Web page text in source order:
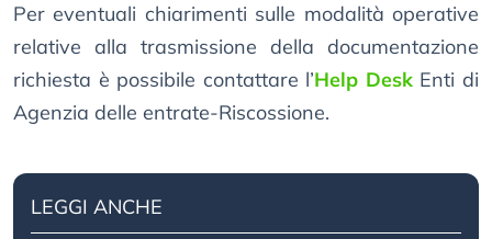
Per eventuali chiarimenti sulle modalità operative
relative alla trasmissione della documentazione
richiesta è possibile contattare l’Help DeskEnti di
Agenzia delle entrate-Riscossione.
LEGGI ANCHE